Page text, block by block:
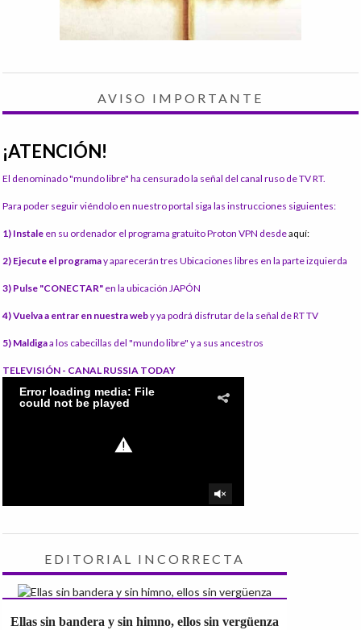
AVISO IMPORTANTE
¡ATENCIÓN!
El denominado "mundo libre" ha censurado la señal del canal ruso de TV RT.
Para poder seguir viéndolo en nuestro portal siga las instrucciones siguientes:
1) Instale en su ordenador el programa gratuito Proton VPN desdeaquí:
2) Ejecute el programay aparecerán tres Ubicaciones libres en la parte izquierda
3) Pulse "CONECTAR" en la ubicación JAPÓN
4) Vuelva a entrar en nuestra weby ya podrá disfrutar de la señal de RT TV
5) Maldigaa los cabecillas del "mundo libre" y a sus ancestros
TELEVISIÓN - CANAL RUSSIA TODAY
EDITORIAL INCORRECTA
Ellas sin bandera y sin himno, ellos sin vergüenza